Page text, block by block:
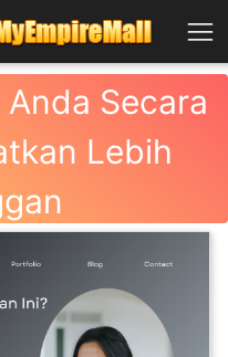
Secara
Lebih